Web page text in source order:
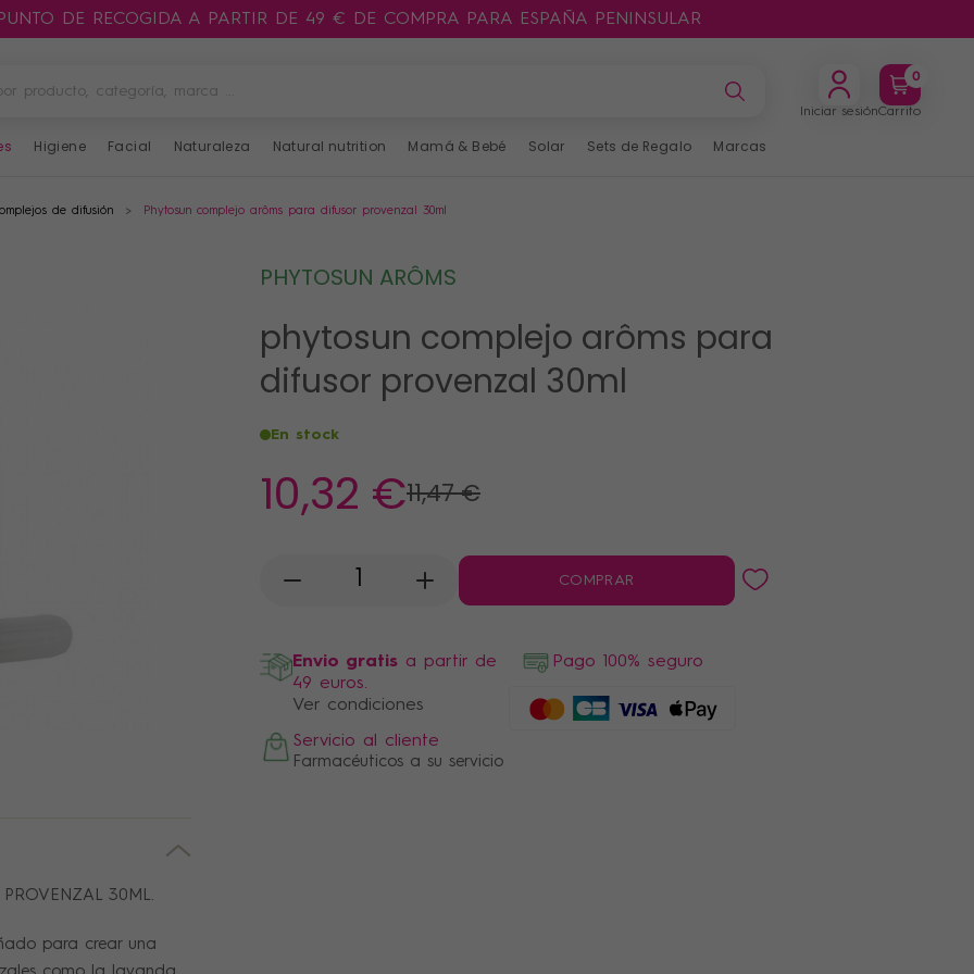
DE RECOGIDA A PARTIR DE 49 € DE COMPRA PARA ESPAÑA PENINSULAR
Iniciar sesión
0
Carrito
Higiene Facial Naturaleza Natural nutrition Mamá & Bebé Solar Sets de Regalo Marcas
de difusión Phytosun complejo arôms para difusor provenzal 30ml
PHYTOSUN ARÔMS
phytosun complejo arôms para
difusor provenzal 30ml
En stock
10,32 €11,47 €
- + COMPRAR
Envio gratis a partir de
49 euros.
Ver condiciones
Pago 100% seguro
Servicio al cliente
Farmacéuticos a su servicio
30ML.
para crear una